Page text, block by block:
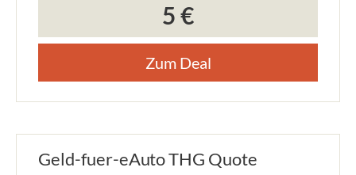
5 €
Zum Deal
Geld-fuer-eAuto THG Quote